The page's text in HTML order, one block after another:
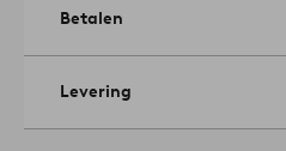
Betalen
Levering